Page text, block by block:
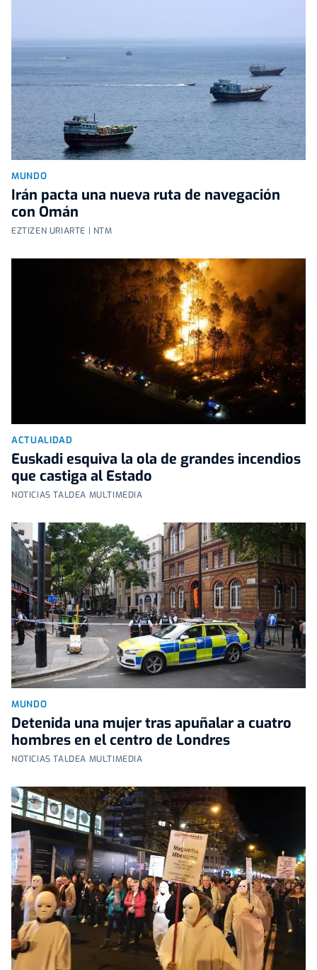
MUNDO
Irán pacta una nueva ruta de navegación
con Omán
EZTIZEN URIARTE | NTM
ACTUALIDAD
Euskadi esquiva la ola de grandes incendios
que castiga al Estado
NOTICIAS TALDEA MULTIMEDIA
MUNDO
Detenida una mujer tras apuñalar a cuatro
hombres en el centro de Londres
NOTICIAS TALDEA MULTIMEDIA